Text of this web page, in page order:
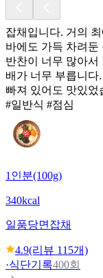
잡채입니다. 거의
바에도 가득 차려둔
반찬이 너무 많아서
배가 너무 부릅니다
빠져 있어도 맛있었
#일반식 #점심
1인분(100g)
340kcal
일품당면 잡채
4.9(리뷰 115개)
·식단기록400회